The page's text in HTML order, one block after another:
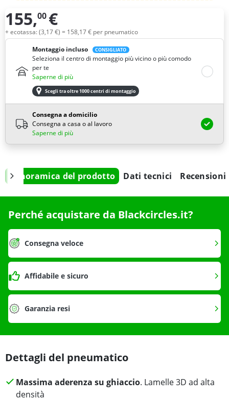
Quantità
155,00 €
+ ecotassa: (3,17€) = 158,17€ per pneumatico
Montaggio incluso
CONSIGLIATO
Seleziona il centro di montaggio più vicino o più comodo
per te
Saperne di più
Scegli tra oltre 1000 centri di montaggio
Consegna a domicilio
Consegna a casa o al lavoro
Saperne di più
Panoramica del prodotto Dati tecnici Recensioni
Perché acquistare da Blackcircles.it?
Consegna veloce
Affidabile e sicuro
Garanzia resi
Dettagli del pneumatico
Massima aderenza su ghiaccio. Lamelle 3D ad alta
densità